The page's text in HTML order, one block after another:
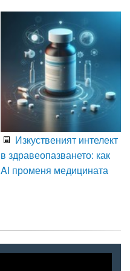
Изкуственият интелект
в здравеопазването: как
AI променя медицината